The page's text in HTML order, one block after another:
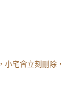
小宅會立刻刪除，